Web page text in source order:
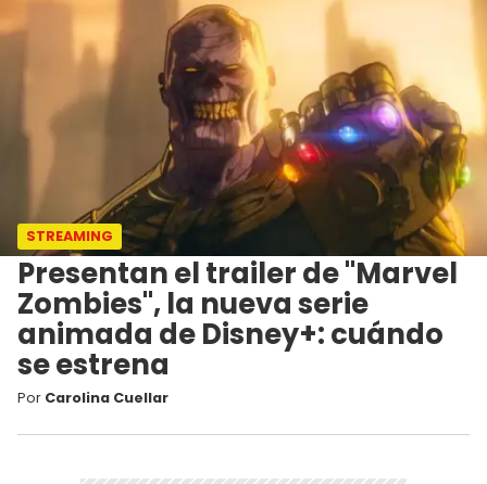
STREAMING
Presentan el trailer de "Marvel
Zombies", la nueva serie
animada de Disney+: cuándo
se estrena
Por Carolina Cuellar